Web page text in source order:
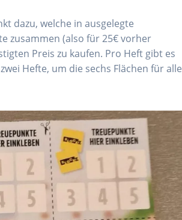
dazu, welche in ausgelegte
zusammen (also für 25€ vorher
Preis zu kaufen. Pro Heft gibt es
Hefte, um die sechs Flächen für alle